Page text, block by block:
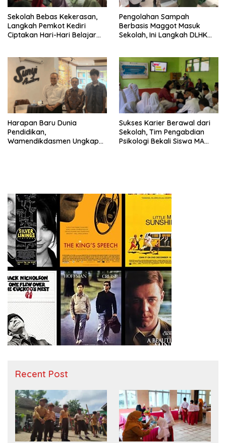
Sekolah Bebas Kekerasan,
Langkah Pemkot Kediri
Ciptakan Hari-Hari Belajar
Pengolahan Sampah
Berbasis Maggot Masuk
Sekolah, Ini Langkah DLHK
Harapan Baru Dunia
Pendidikan,
Wamendikdasmen Ungkap
Sukses Karier Berawal dari
Sekolah, Tim Pengabdian
Psikologi Bekali Siswa MA
Recent Post